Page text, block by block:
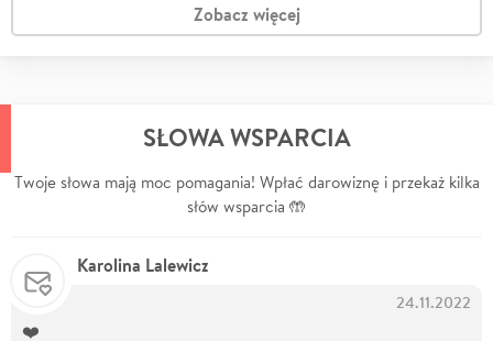
Zobacz więcej
SŁOWA WSPARCIA
Twoje słowa mają moc pomagania! Wpłać darowiznę i przekaż kilka
słów wsparcia 🤲
Karolina Lalewicz
24.11.2022
❤️